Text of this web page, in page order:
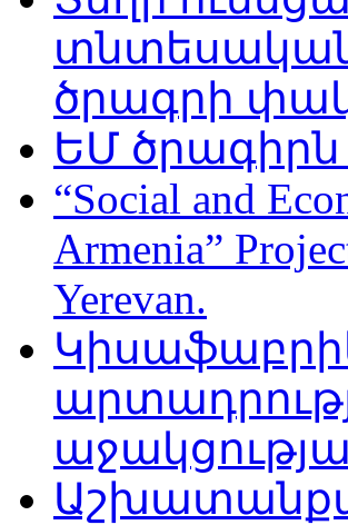
տնտեսական
ծրագրի
ԵՄ ծրագիրն
“Social and
Armenia”
Yerevan.